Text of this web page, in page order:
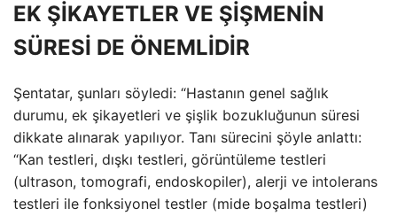
EK ŞİKAYETLER VE ŞİŞMENİN
SÜRESİ DE ÖNEMLİDİR
Şentatar, şunları söyledi: “Hastanın genel sağlık
durumu, ek şikayetleri ve şişlik bozukluğunun süresi
dikkate alınarak yapılıyor. Tanı sürecini şöyle anlattı:
“Kan testleri, dışkı testleri, görüntüleme testleri
(ultrason, tomografi, endoskopiler), alerji ve intolerans
testleri ile fonksiyonel testler (mide boşalma testleri)